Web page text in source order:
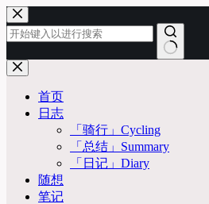
跳
至
内
容
无
首页
日志
「骑行」Cycling
「总结」Summary
「日记」Diary
随想
笔记